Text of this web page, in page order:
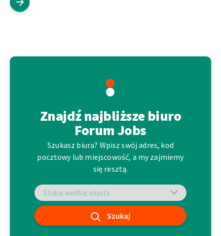
Znajdź najbliższe biuro
Forum Jobs
Szukasz biura? Wpisz swój adres, kod
pocztowy lub miejscowość, a my zajmiemy
się resztą.
Szukaj